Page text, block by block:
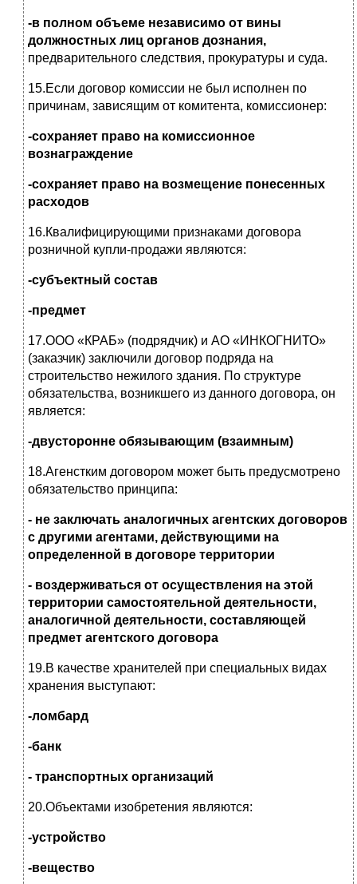
-в полном объеме независимо от вины
должностных лиц органов дознания,
предварительного следствия, прокуратуры и суда.
15.Если договор комиссии не был исполнен по
причинам, зависящим от комитента, комиссионер:
-сохраняет право на комиссионное
вознаграждение
-сохраняет право на возмещение понесенных
расходов
16.Квалифицирующими признаками договора
розничной купли-продажи являются:
-субъектный состав
-предмет
17.ООО «КРАБ» (подрядчик) и АО «ИНКОГНИТО»
(заказчик) заключили договор подряда на
строительство нежилого здания. По структуре
обязательства, возникшего из данного договора, он
является:
-двусторонне обязывающим (взаимным)
18.Агенстким договором может быть предусмотрено
обязательство принципа:
- не заключать аналогичных агентских договоров
с другими агентами, действующими на
определенной в договоре территории
- воздерживаться от осуществления на этой
территории самостоятельной деятельности,
аналогичной деятельности, составляющей
предмет агентского договора
19.В качестве хранителей при специальных видах
хранения выступают:
-ломбард
-банк
- транспортных организаций
20.Объектами изобретения являются:
-устройство
-вещество